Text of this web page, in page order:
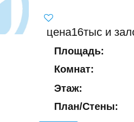
цена16тыс и
Площадь:
Комнат:
Этаж:
План/Стены: